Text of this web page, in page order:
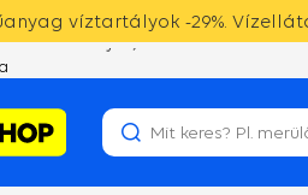
víztartályok -29%.